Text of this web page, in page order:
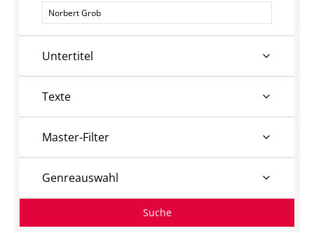
Personen
Untertitel
Texte
Master-Filter
Genreauswahl
Suche